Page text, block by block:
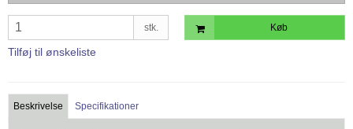
stk. Køb
Tilføj til ønskeliste
Beskrivelse Specifikationer